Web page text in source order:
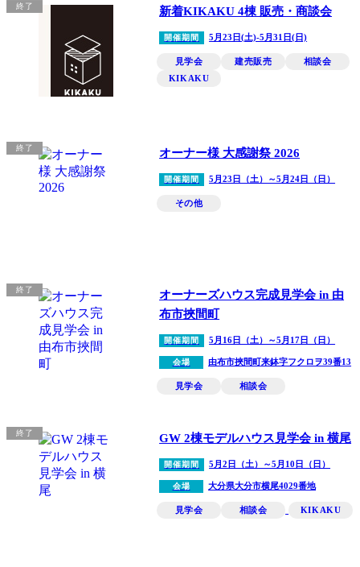
終了 新着KIKAKU 4棟 販売・商談会
開催期間 5月23日(土)-5月31日(日)
見学会 建売販売
相談会
KIKAKU
終了 オーナー様 大感謝祭 2026
開催期間 5月23日（土）～5月24日（日）
その他
終了
オーナーズハウス完成見学会 in 由
布市挾間町
開催期間 5月16日（土）～5月17日（日）
会場 由布市挾間町来鉢字フクロヲ39番13
見学会 相談会
終了 GW 2棟モデルハウス見学会 in 横尾
開催期間 5月2日（土）～5月10日（日）
会場 大分県大分市横尾4029番地
見学会 相談会 KIKAKU